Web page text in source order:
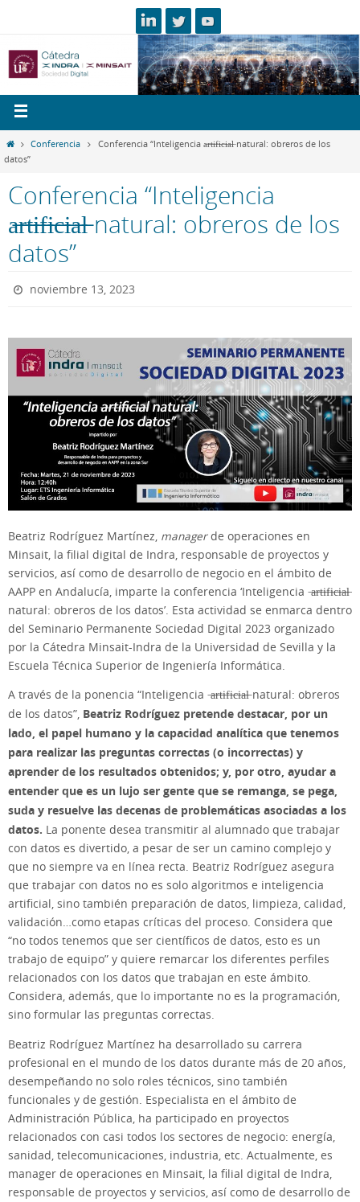
Conferencia
Conferencia “Inteligencia a̶r̶t̶i̶f̶i̶c̶i̶a̶l̶ natural: obreros de los
datos”
Conferencia “Inteligencia
a̶r̶t̶i̶f̶i̶c̶i̶a̶l̶ natural: obreros de los
datos”
noviembre 13, 2023
Beatriz Rodríguez Martínez, managerde operaciones en
Minsait, la filial digital de Indra, responsable de proyectos y
servicios, así como de desarrollo de negocio en el ámbito de
AAPP en Andalucía, imparte la conferencia ‘Inteligencia ̶a̶r̶t̶i̶f̶i̶c̶i̶a̶l̶
natural: obreros de los datos’. Esta actividad se enmarca dentro
del Seminario Permanente Sociedad Digital 2023 organizado
por la Cátedra Minsait-Indra de la Universidad de Sevilla y la
Escuela Técnica Superior de Ingeniería Informática.
A través de la ponencia “Inteligencia ̶a̶r̶t̶i̶f̶i̶c̶i̶a̶l̶ natural: obreros
de los datos”, Beatriz Rodríguez pretende destacar, por un
lado, el papel humano y la capacidad analítica que tenemos
para realizar las preguntas correctas (o incorrectas) y
aprender de los resultados obtenidos; y, por otro, ayudar a
entender que es un lujo ser gente que se remanga, se pega,
suda y resuelve las decenas de problemáticas asociadas a los
datos. La ponente desea transmitir al alumnado que trabajar
con datos es divertido, a pesar de ser un camino complejo y
que no siempre va en línea recta. Beatriz Rodríguez asegura
que trabajar con datos no es solo algoritmos e inteligencia
artificial, sino también preparación de datos, limpieza, calidad,
validación…como etapas críticas del proceso. Considera que
“no todos tenemos que ser científicos de datos, esto es un
trabajo de equipo” y quiere remarcar los diferentes perfiles
relacionados con los datos que trabajan en este ámbito.
Considera, además, que lo importante no es la programación,
sino formular las preguntas correctas.
Beatriz Rodríguez Martínez ha desarrollado su carrera
profesional en el mundo de los datos durante más de 20 años,
desempeñando no solo roles técnicos, sino también
funcionales y de gestión. Especialista en el ámbito de
Administración Pública, ha participado en proyectos
relacionados con casi todos los sectores de negocio: energía,
sanidad, telecomunicaciones, industria, etc. Actualmente, es
manager de operaciones en Minsait, la filial digital de Indra,
responsable de proyectos y servicios, así como de desarrollo de